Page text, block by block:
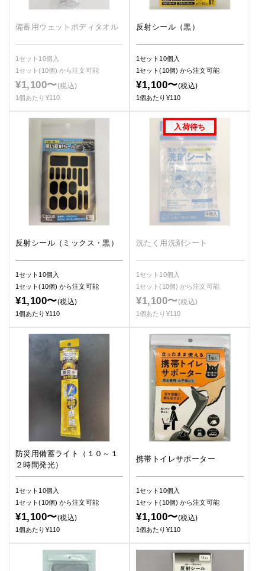
備蓄用ウェットボディタオル
1セット10個入
1セット(10個)から注文可能
¥1,100〜(税込)
1個あたり¥110
反射シール（黒）
1セット10個入
1セット(10個)から注文可能
¥1,100〜(税込)
1個あたり¥110
反射シール（ミックス・黒）
1セット10個入
1セット(10個)から注文可能
¥1,100〜(税込)
1個あたり¥110
洗たく用洗剤シート
1セット10個入
1セット(10個)から注文可能
¥1,100〜(税込)
1個あたり¥110
防災用備蓄ライト（１０～１
２時間発光）
1セット10個入
1セット(10個)から注文可能
¥1,100〜(税込)
1個あたり¥110
携帯トイレサポーター
1セット10個入
1セット(10個)から注文可能
¥1,100〜(税込)
1個あたり¥110